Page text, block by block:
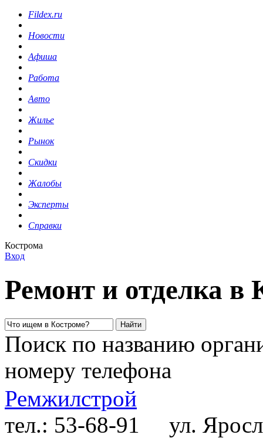
Fildex.ru
Новости
Афиша
Работа
Авто
Жилье
Рынок
Скидки
Жалобы
Эксперты
Справки
Кострома
Вход
Ремонт и отделка в
Поиск по названию
номеру телефона
Ремжилстрой
тел.: 53-68-91
ул.